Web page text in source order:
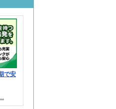
で安